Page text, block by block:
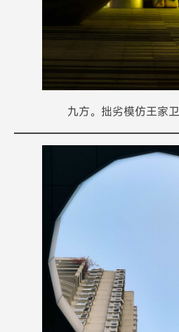
九方。拙劣模仿王家